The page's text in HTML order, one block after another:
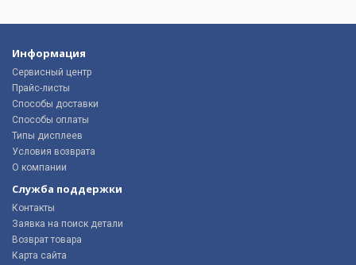
Информация
Сервисный центр
Прайс-листы
Способы доставки
Способы оплаты
Типы дисплеев
Условия возврата
О компании
Служба поддержки
Контакты
Заявка на поиск детали
Возврат товара
Карта сайта